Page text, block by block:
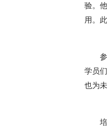
验。
用。
学员
也为